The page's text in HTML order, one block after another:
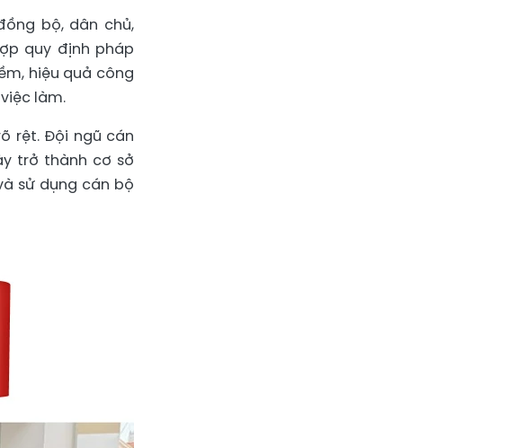
bộ, dân chủ,
quy định pháp
hiệu quả công
làm.
rệt. Đội ngũ cán
trở thành cơ sở
sử dụng cán bộ